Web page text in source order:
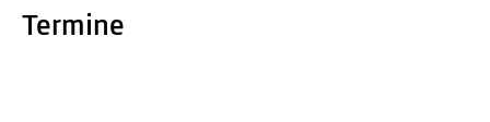
Termine